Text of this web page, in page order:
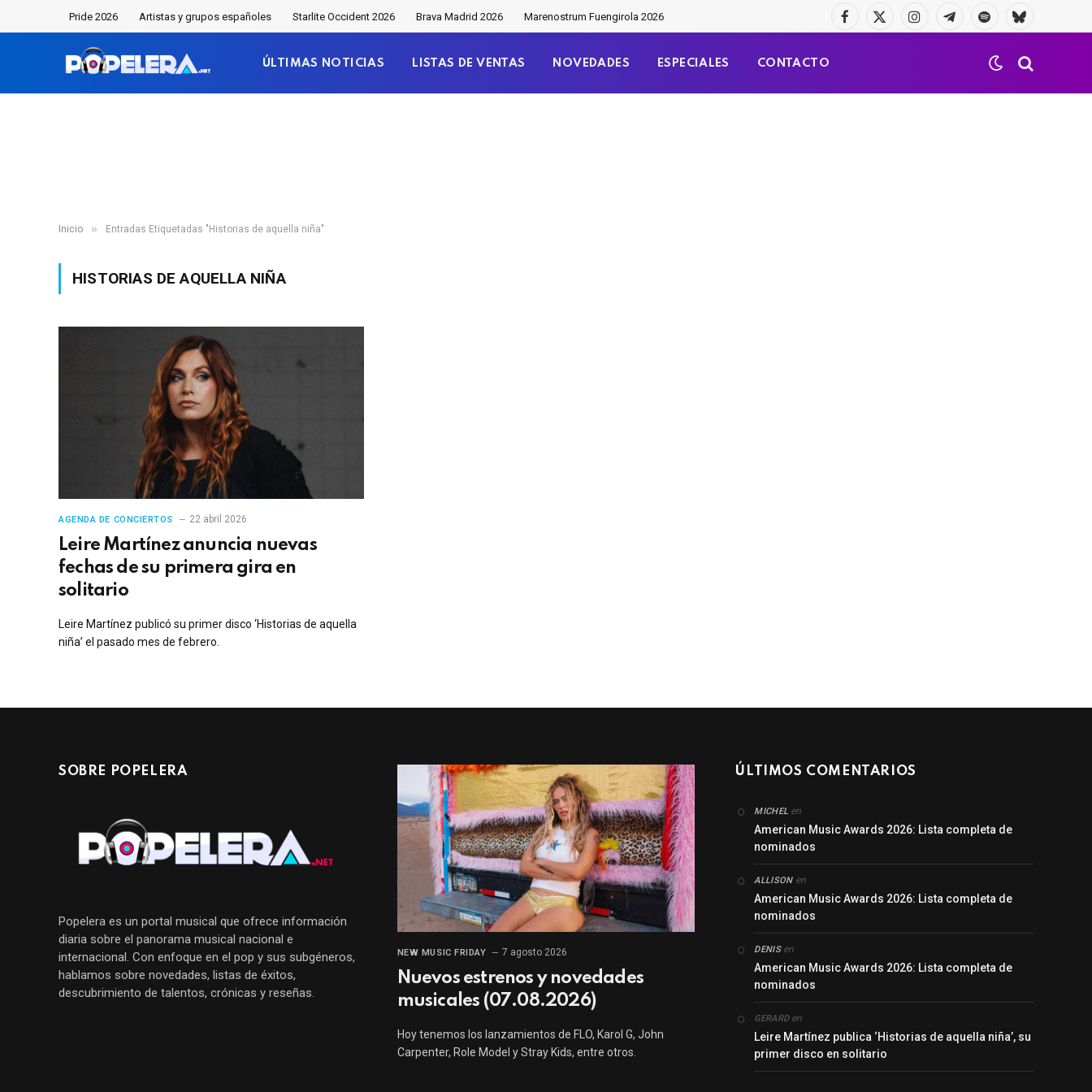
Pride 2026 Artistas y grupos españoles Starlite Occident 2026 Brava Madrid 2026 Marenostrum Fuengirola 2026
Facebook
X
InstagramTelegramaSpotifyBluesky
ÚLTIMAS NOTICIAS LISTAS DE VENTAS NOVEDADES ESPECIALES CONTACTO
Inicio » Entradas Etiquetadas "Historias de aquella niña"
HISTORIAS DE AQUELLA NIÑA
AGENDA DE CONCIERTOS 22 abril 2026
Leire Martínez anuncia nuevas
fechas de su primera gira en
solitario
Leire Martínez publicó su primer disco ‘Historias de aquella
niña’ el pasado mes de febrero.
SOBRE POPELERA
Popelera es un portal musical que ofrece información
diaria sobre el panorama musical nacional e
internacional. Con enfoque en el pop y sus subgéneros,
hablamos sobre novedades, listas de éxitos,
descubrimiento de talentos, crónicas y reseñas.
NEW MUSIC FRIDAY 7 agosto 2026
Nuevos estrenos y novedades
musicales (07.08.2026)
Hoy tenemos los lanzamientos de FLO, Karol G, John
Carpenter, Role Model y Stray Kids, entre otros.
ÚLTIMOS COMENTARIOS
MICHEL en
American Music Awards 2026: Lista completa de
nominados
ALLISONen
American Music Awards 2026: Lista completa de
nominados
DENISen
American Music Awards 2026: Lista completa de
nominados
GERARDen
Leire Martínez publica ‘Historias de aquella niña’, su
primer disco en solitario